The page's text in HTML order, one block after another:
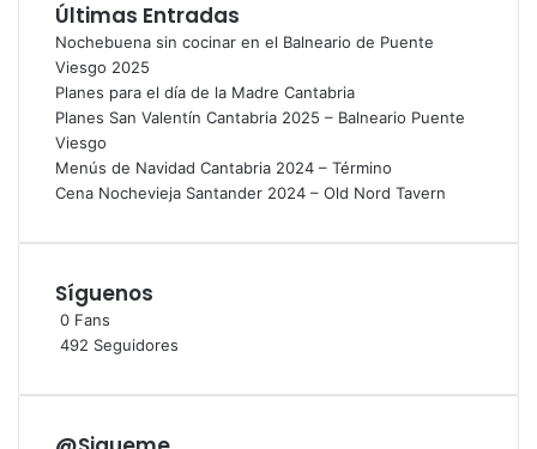
Últimas Entradas
Nochebuena sin cocinar en el Balneario de Puente
Viesgo 2025
Planes para el día de la Madre Cantabria
Planes San Valentín Cantabria 2025 – Balneario Puente
Viesgo
Menús de Navidad Cantabria 2024 – Término
Cena Nochevieja Santander 2024 – Old Nord Tavern
Síguenos
0 Fans
492 Seguidores